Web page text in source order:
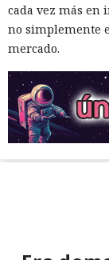
cada vez más en
no simplemente
mercado.